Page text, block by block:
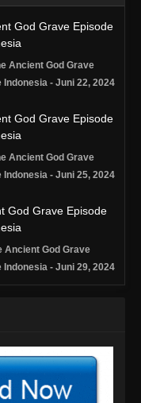
God Grave Episode
Ancient God Grave
Indonesia - Juni 22, 2024
God Grave Episode
Ancient God Grave
Indonesia - Juni 25, 2024
God Grave Episode
Ancient God Grave
Indonesia - Juni 29, 2024
- Juli 2, 2024
God Grave Episode